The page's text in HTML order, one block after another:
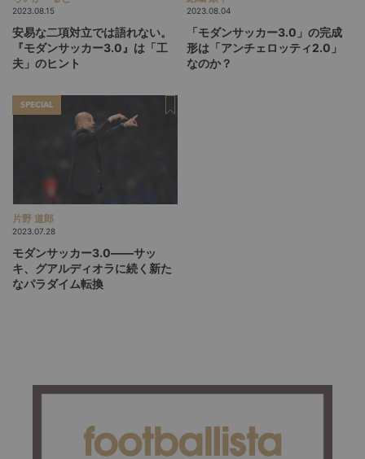
2023.08.15
安易な二項対立では語れない。
『モダンサッカー3.0』は「工
夫」のヒント
2023.08.04
「モダンサッカー3.0」の完成
形は「アンチェロッティ2.0」
なのか？
SPECIAL
片野 道郎
2023.07.28
モダンサッカー3.0――サッ
キ、グアルディオラに続く新た
なパラダイム転換